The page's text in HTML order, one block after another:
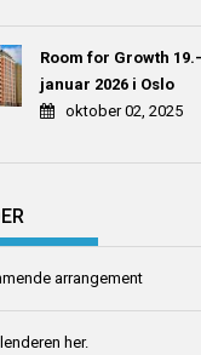
Room for Growth
januar 2026 i Oslo
oktober 02, 2025
arrangement
her.